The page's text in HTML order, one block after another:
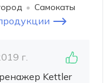
Самокаты
г.
Kettler